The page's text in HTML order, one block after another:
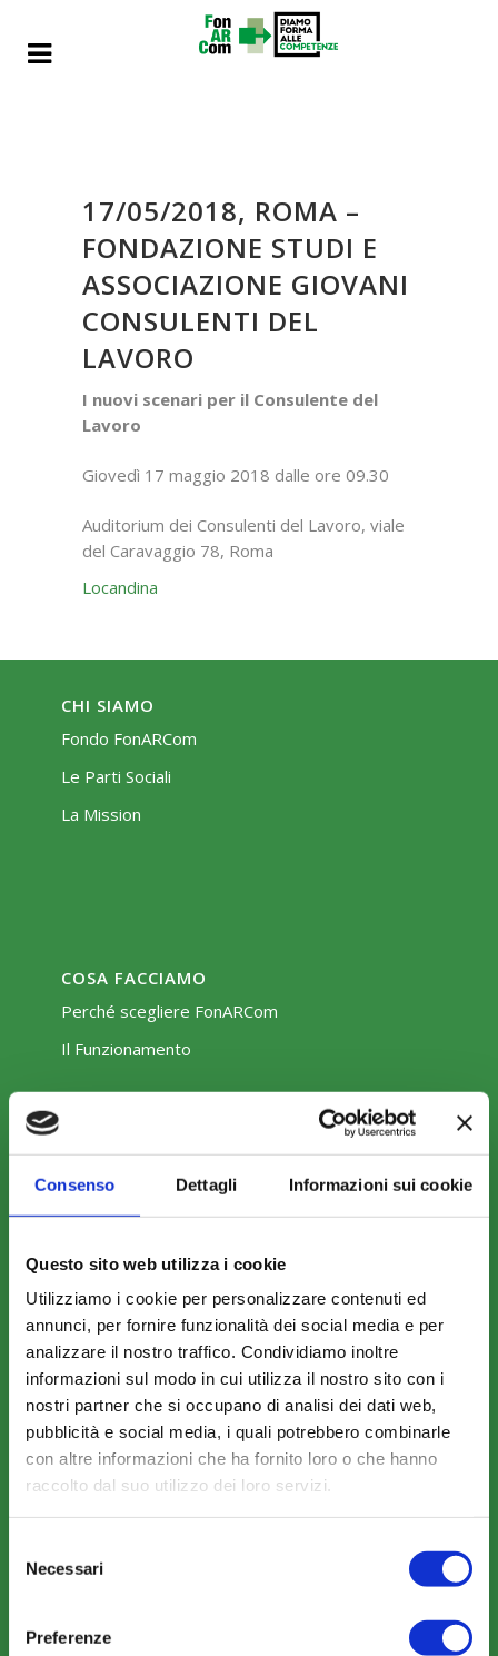
Consenso Dettagli Informazioni sui cookie
Questo sito web utilizza i cookie
Utilizziamo i cookie per personalizzare contenuti ed
annunci, per fornire funzionalità dei social media e per
analizzare il nostro traffico. Condividiamo inoltre
informazioni sul modo in cui utilizza il nostro sito con i
nostri partner che si occupano di analisi dei dati web,
pubblicità e social media, i quali potrebbero combinarle
con altre informazioni che ha fornito loro o che hanno
raccolto dal suo utilizzo dei loro servizi.
delNecessari
Preferenze
17/05/2018, ROMA –
FONDAZIONE STUDI E
ASSOCIAZIONE GIOVANI
CONSULENTI DEL
LAVORO
I nuovi scenari per il Consulente del
Lavoro
Giovedì 17 maggio 2018 dalle ore 09.30
Auditorium dei Consulenti del Lavoro, viale
del Caravaggio 78, Roma
Locandina
CHI SIAMO
Fondo FonARCom
Le Parti Sociali
La Mission
COSA FACCIAMO
Perché scegliere FonARCom
Il Funzionamento
COME ADERIRE
Modalità di adesione
Mobilità e Portabilità
Strumenti
COMUNICAZIONI
Eventi